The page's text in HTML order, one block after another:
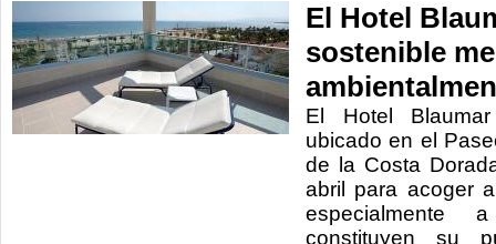
El Hotel
sostenible
El Hotel
ubicado en el
de la Costa
abril para acoger
constituyen su